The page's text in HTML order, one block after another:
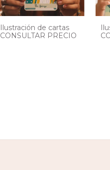
Ilustración de cartas
CONSULTAR PRECIO